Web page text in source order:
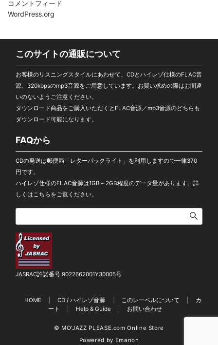
コメントフィード
WordPress.org
このサイトの通販について
お客様のリスニングスタイルにあわせて、CDとハイレゾ仕様のFLAC音
源、320kbpsのmp3音源をご用意しています。お買い求めの際はお間違
いのないようご注意ください。
ダウンロード商品をご購入いただくとFLAC音源／mp3音源のどちらも
ダウンロード可能になります。
FAQから
CDの発送は郵便局「レターパックライト」を利用しますので一律370
円です。
ハイレゾ仕様のFLAC音源は1GB～2GB程度のデータ量があります。 詳
しくはこちらをご覧ください。
JASRAC許諾番号 9022662001Y30005号
HOME CD / ハイレゾ音源 このレーベルについて
カ
ート
Help & Guide お問い合わせ
© MO'JAZZ PLEASE.com Online Store
Powered by Emanon